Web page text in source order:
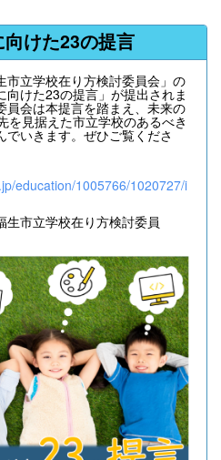
けた23の提言
立学校在り方検討委員会」の
けた23の提言」が提出されま
員会は本提言を踏まえ、未来の
を見据えた市立学校のあるべき
いきます。ぜひご覧くださ
education/1005766/1020727/i
生市立学校在り方検討委員